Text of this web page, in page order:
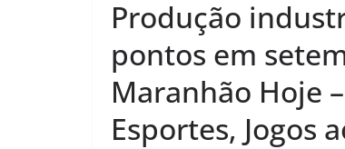
Produção
pontos em
Maranhão Hoje
Esportes, Jogos